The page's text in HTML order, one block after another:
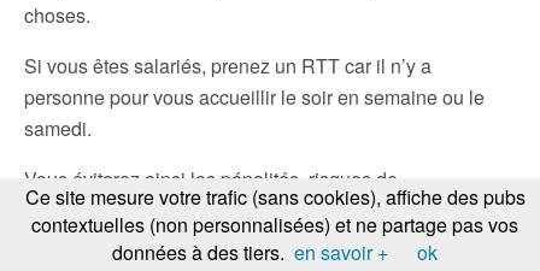
choses.
Si vous êtes salariés, prenez un RTT car il n’y a
personne pour vous accueillir le soir en semaine ou le
samedi.
Vous éviterez ainsi les pénalités, risques de
redressement, et pourrez leur demander en même temps
de réévaluer votre statut / vos cotisations et si nécessaire
Ce site mesure votre trafic (sans cookies), affiche des pubs
contextuelles (non personnalisées) et ne partage pas vos
données à des tiers. en savoir + ok